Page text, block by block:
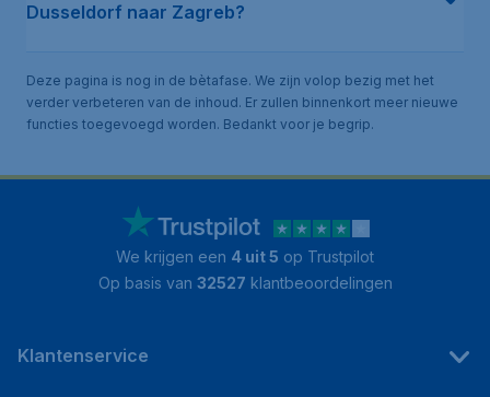
Dusseldorf naar Zagreb?
Deze pagina is nog in de bètafase. We zijn volop bezig met het
verder verbeteren van de inhoud. Er zullen binnenkort meer nieuwe
functies toegevoegd worden. Bedankt voor je begrip.
We krijgen een 4 uit 5 op Trustpilot
Op basis van 32527 klantbeoordelingen
Klantenservice